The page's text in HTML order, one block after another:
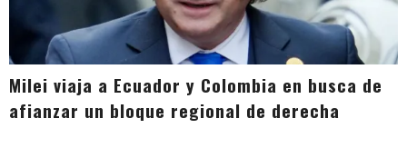
Milei viaja a Ecuador y Colombia en busca de
afianzar un bloque regional de derecha